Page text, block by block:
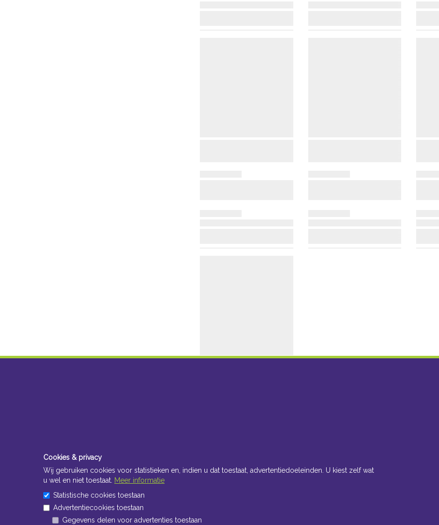
Cookies & privacy
Wij gebruiken cookies voor statistieken en, indien u dat toestaat, advertentiedoeleinden. U kiest zelf wat
u wel en niet toestaat. Meer informatie
Statistische cookies toestaan
Advertentiecookies toestaan
Gegevens delen voor advertenties toestaan